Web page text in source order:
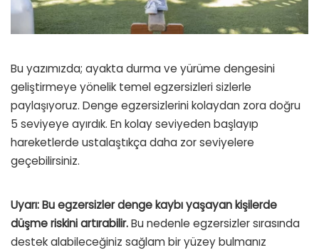
Bu yazımızda; ayakta durma ve yürüme dengesini
geliştirmeye yönelik temel egzersizleri sizlerle
paylaşıyoruz. Denge egzersizlerini kolaydan zora doğru
5 seviyeye ayırdık. En kolay seviyeden başlayıp
hareketlerde ustalaştıkça daha zor seviyelere
geçebilirsiniz.
Uyarı: Bu egzersizler denge kaybı yaşayan kişilerde
düşme riskini artırabilir.Bu nedenle egzersizler sırasında
destek alabileceğiniz sağlam bir yüzey bulmanız